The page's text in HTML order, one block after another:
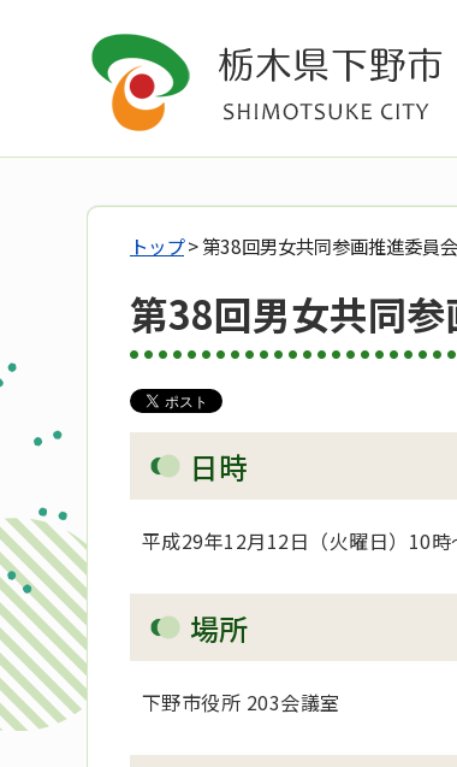
トップ> 第38回男女共同参画推進委員
第38回男女共同
日時
平成29年12月12日（火曜日）10時
場所
下野市役所 203会議室